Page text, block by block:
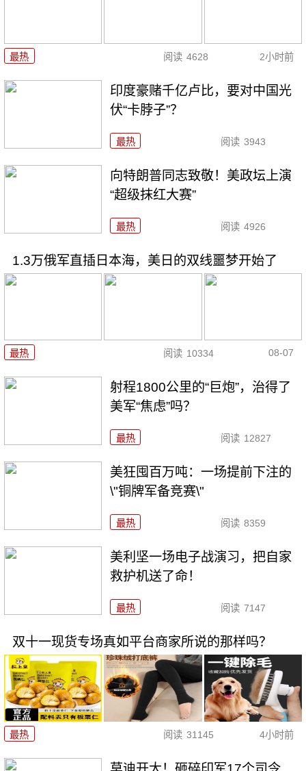
最热 阅读 4628 2小时前
印度豪赌千亿卢比，要对中国光
伏“卡脖子”？
最热 阅读 3943
向特朗普同志致敬！美政坛上演
“超级抹红大赛”
最热 阅读 4926
1.3万俄军直插日本海，美日的双线噩梦开始了
最热 阅读 10334 08-07
射程1800公里的“巨炮”，治得了
美军“焦虑”吗？
最热 阅读 12827
美狂囤百万吨：一场提前下注的
\"铜牌军备竞赛\"
最热 阅读 8359
美利坚一场电子战演习，把自家
救护机送了命！
最热 阅读 7147
双十一现货专场真如平台商家所说的那样吗？
最热 阅读 31145 4小时前